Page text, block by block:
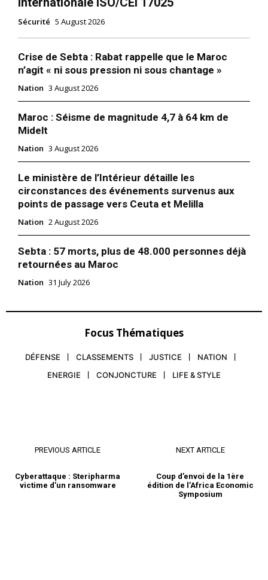
Séisme d’Al-Haouz : 46.650
logements
11 July 2025
Sécurité 5 August 2026
Crise de Sebta : Rabat rappelle que le Maroc
n’agit « ni sous pression ni sous chantage »
Nation 3 August 2026
Maroc : Séisme de magnitude 4,7 à 64 km de
Midelt
Nation 3 August 2026
Le ministère de l’Intérieur détaille les
circonstances des événements survenus aux
points de passage vers Ceuta et Melilla
Nation 2 August 2026
Sebta : 57 morts, plus de 48.000 personnes déjà
retournées au Maroc
Nation 31 July 2026
Focus Thématiques
DÉFENSE CLASSEMENTS JUSTICE
NATION
ENERGIE
CONJONCTURE LIFE & STYLE
PREVIOUS ARTICLE
Cyberattaque : Steripharma
victime d’un ransomware
NEXT ARTICLE
Coup d’envoi de la 1ère
édition de l’Africa Economic
Symposium